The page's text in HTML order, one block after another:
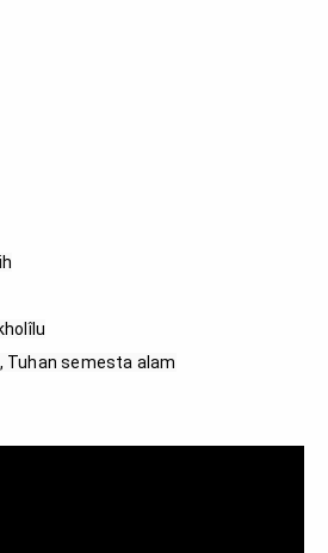
Tuhan semesta alam